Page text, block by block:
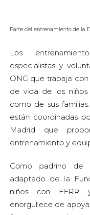
Parte del entrenamiento de la
Los
especialistas y
ONG que trabaja
de vida de los niños
como de sus
están coordinadas
Madrid que
entrenamiento y
Como padrino de
adaptado de la
niños con EERR
enorgullece de